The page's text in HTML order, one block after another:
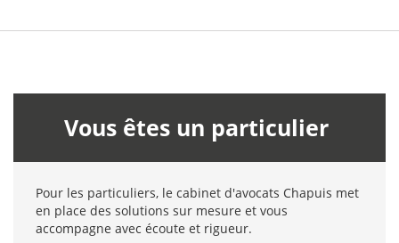
Vous êtes un particulier
Pour les particuliers, le cabinet d'avocats Chapuis met
en place des solutions sur mesure et vous
accompagne avec écoute et rigueur.